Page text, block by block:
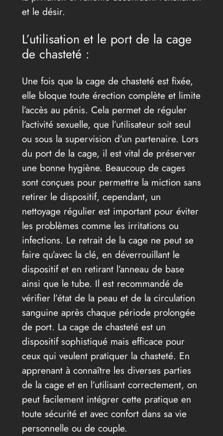
et le désir.
L’utilisation et le port de la cage
de chasteté :
Une fois que la cage de chasteté est fixée,
elle bloque toute érection complète et limite
l’accès au pénis. Cela permet de réguler
l’activité sexuelle, que l’utilisateur soit seul
ou sous la supervision d’un partenaire. Lors
du port de la cage, il est vital de préserver
une bonne hygiène. Beaucoup de cages
sont conçues pour permettre la miction sans
retirer le dispositif, cependant, un
nettoyage régulier est important pour éviter
les problèmes comme les irritations ou
infections. Le retrait de la cage ne peut se
faire qu’avec la clé, en déverrouillant le
dispositif et en retirant l’anneau de base
ainsi que le tube. Il est recommandé de
vérifier l’état de la peau et de la circulation
sanguine après chaque période prolongée
de port. La cage de chasteté est un
dispositif sophistiqué mais efficace pour
ceux qui veulent pratiquer la chasteté. En
apprenant à connaître les diverses parties
de la cage et en l’utilisant correctement, on
peut facilement intégrer cette pratique en
toute sécurité et avec confort dans sa vie
personnelle ou de couple.